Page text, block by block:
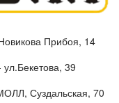
Прибоя, 14
ул.Бекетова, 39
Суздальская, 70